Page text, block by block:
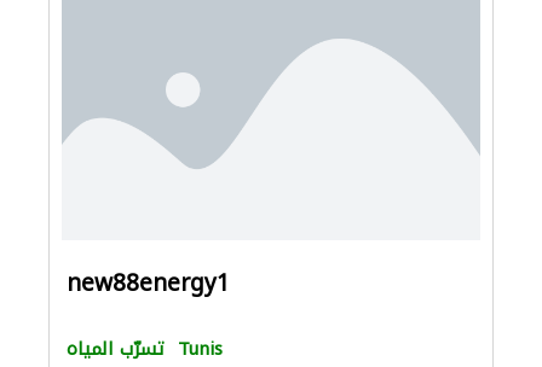
new88energy1
تسرّب المياه Tunis